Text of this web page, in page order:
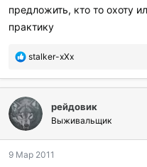
предложить, кто то охоту
практику
П
б
а
г
о
а
stalker-xXx
рейдовик
Выживальщик
9 Мар 2011